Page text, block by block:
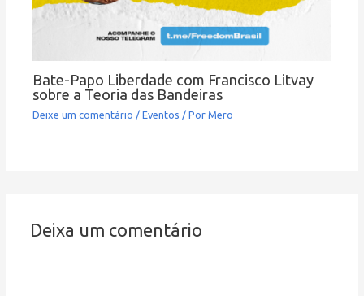
Bate-Papo Liberdade com Francisco Litvay
sobre a Teoria das Bandeiras
Deixe um comentário /Eventos / PorMero
Deixa um comentário